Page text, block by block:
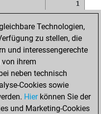
1
0
0
2
Technologien,
zu stellen, die
und interessengerechte
ihrem
neben technisch
Cookies sowie
Hierkönnen Sie der
und Marketing-Cookies